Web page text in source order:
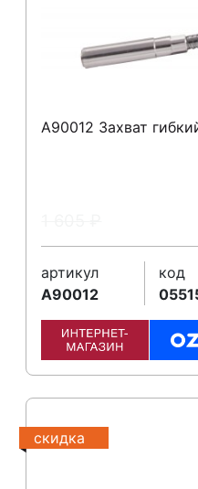
A90012 Захват
артикул
A90012
код
скидка